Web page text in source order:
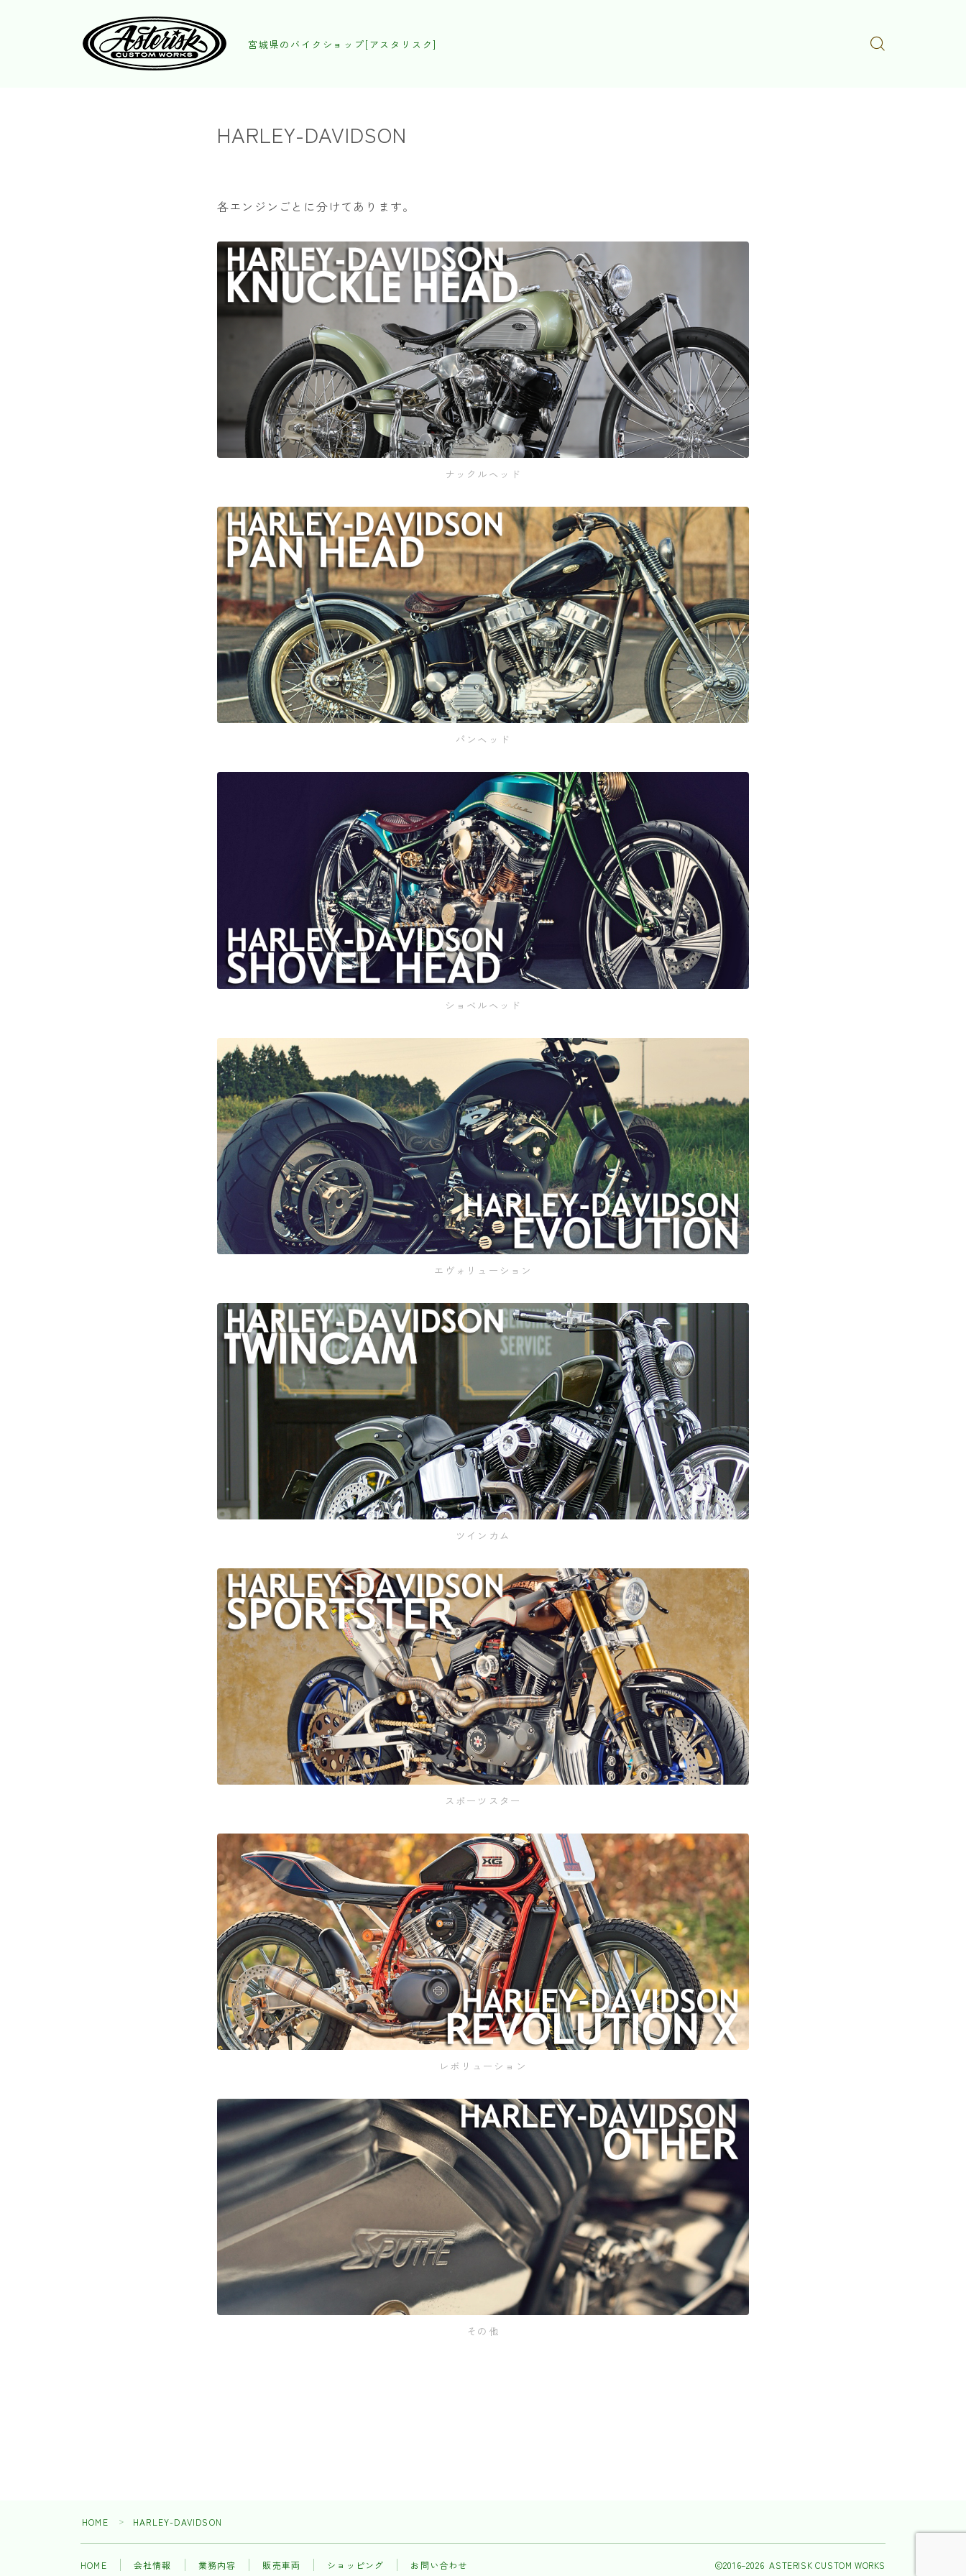
宮城県のバイクショップ[アスタリスク]
HARLEY-DAVIDSON
各エンジンごとに分けてあります。
ナックルヘッド
パンヘッド
ショベルヘッド
エヴォリューション
ツインカム
スポーツスター
レボリューション
その他
HOME ＞ HARLEY-DAVIDSON
HOME 会社情報 業務内容 販売車両 ショッピング お問い合わせ 2016–2026 ASTERISK CUSTOM WORKS